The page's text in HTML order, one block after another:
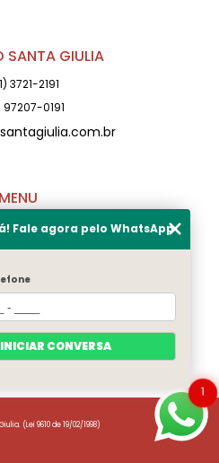
SANTA GIULIA
3721-2191
97207-0191
MENU
Início
Galeria
Contato
do site
(Lei 9610 de 19/02/1998)
1
Fale agora pelo WhatsApp
INICIAR CONVERSA